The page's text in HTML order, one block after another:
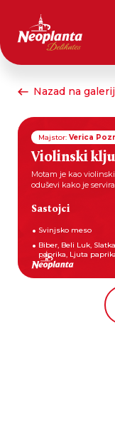
Nazad na
Majstor: Verica
Violinski
Motam je kao
oduševi kako je
Sastojci
Svinjsko meso
Biber, Beli Luk, Slatka
paprika, Ljuta